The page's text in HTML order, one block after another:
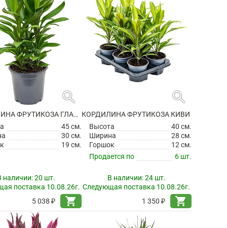
search
КОРДИЛИНА ФРУТИКОЗА ГЛАУКА
45 см.
30 см.
19 см.
наличии:20 шт.
поставка 10.08.26г.
5 038 ₽
shopping_cart
search
КОРДИЛИНА ФРУТИКОЗА КИВИ
Высота
40 см.
Ширина
28 см.
Горшок
12 см.
Продается по
6 шт.
В наличии:24 шт.
Следующая поставка 10.08.26г.
1 350 ₽
shopping_cart